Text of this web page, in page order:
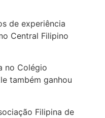
de experiência
Central Filipino
no Colégio
também ganhou
Filipina de